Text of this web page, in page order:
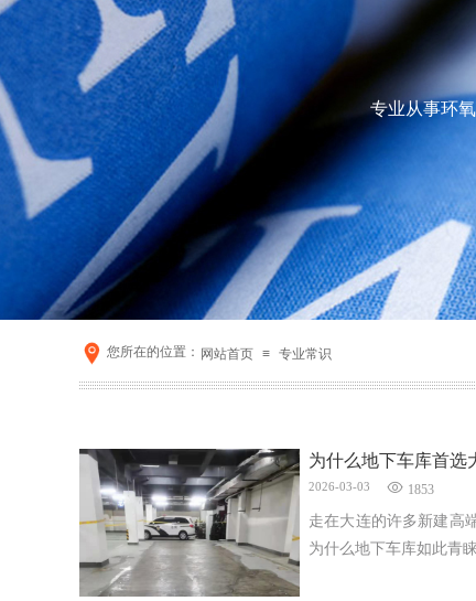
专业从事环
您所在的位置： 网站首页 ≡ 专业常识
为什么地下车库首选
2026-03-03 1853
走在大连的许多新建高
为什么地下车库如此青